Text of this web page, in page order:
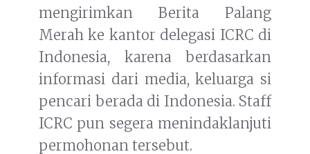
mengirimkan Berita Palang
Merah ke kantor delegasi ICRC di
Indonesia, karena berdasarkan
informasi dari media, keluarga si
pencari berada di Indonesia. Staff
ICRC pun segera menindaklanjuti
permohonan tersebut.